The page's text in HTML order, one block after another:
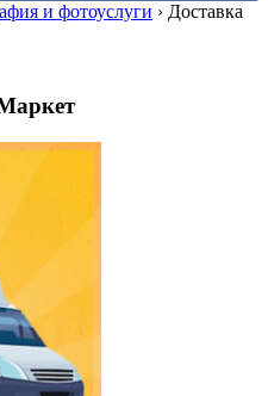
и фотоуслуги › Доставка